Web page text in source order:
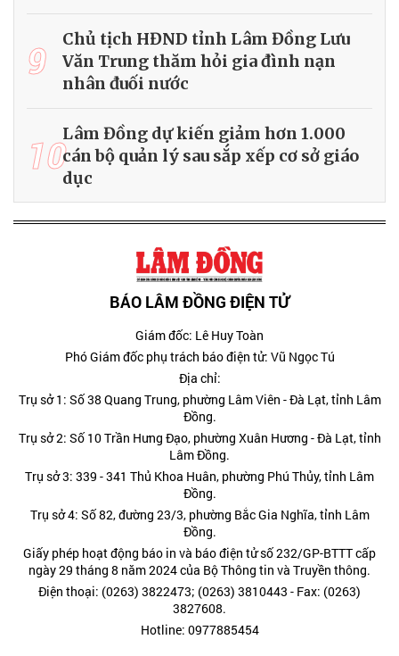
9
Chủ tịch HĐND tỉnh Lâm Đồng Lưu
Văn Trung thăm hỏi gia đình nạn
nhân đuối nước
10Lâm Đồng dự kiến giảm hơn 1.000
cán bộ quản lý sau sắp xếp cơ sở giáo
dục
BÁO LÂM ĐỒNG ĐIỆN TỬ
Giám đốc: Lê Huy Toàn
Phó Giám đốc phụ trách báo điện tử: Vũ Ngọc Tú
Địa chỉ:
Trụ sở 1: Số 38 Quang Trung, phường Lâm Viên - Đà Lạt, tỉnh Lâm
Đồng.
Trụ sở 2: Số 10 Trần Hưng Đạo, phường Xuân Hương - Đà Lạt, tỉnh
Lâm Đồng.
Trụ sở 3: 339 - 341 Thủ Khoa Huân, phường Phú Thủy, tỉnh Lâm
Đồng.
Trụ sở 4: Số 82, đường 23/3, phường Bắc Gia Nghĩa, tỉnh Lâm
Đồng.
Giấy phép hoạt động báo in và báo điện tử số 232/GP-BTTT cấp
ngày 29 tháng 8 năm 2024 của Bộ Thông tin và Truyền thông.
Điện thoại: (0263) 3822473; (0263) 3810443 - Fax: (0263)
3827608.
Hotline: 0977885454